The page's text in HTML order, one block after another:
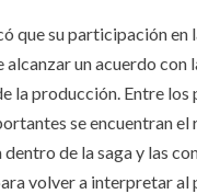
que su participación en
alcanzar un acuerdo con
la producción. Entre los
se encuentran
de la saga y las
volver a interpretar al